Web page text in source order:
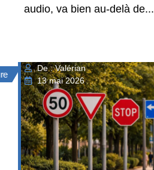
audio, va bien au-delà de...
De : Valérian
13 mai 2026